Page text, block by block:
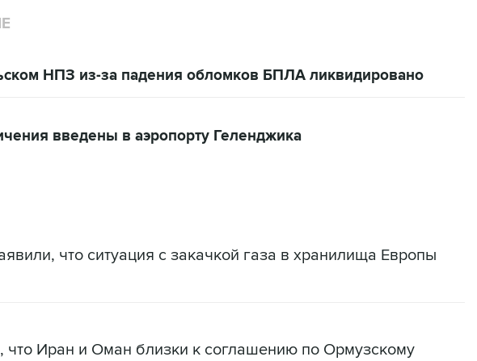
НПЗ из-за падения обломков БПЛА ликвидировано
введены в аэропорту Геленджика
что ситуация с закачкой газа в хранилища Европы
что Иран и Оман близки к соглашению по Ормузскому